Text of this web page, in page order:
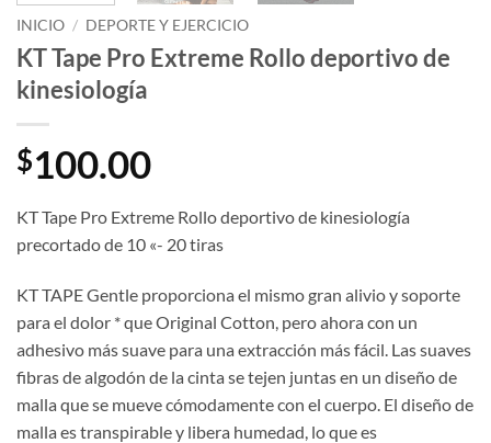
INICIO / DEPORTE Y EJERCICIO
KT Tape Pro Extreme Rollo deportivo de
kinesiología
$100.00
KT Tape Pro Extreme Rollo deportivo de kinesiología
precortado de 10 «- 20 tiras
KT TAPE Gentle proporciona el mismo gran alivio y soporte
para el dolor * que Original Cotton, pero ahora con un
adhesivo más suave para una extracción más fácil. Las suaves
fibras de algodón de la cinta se tejen juntas en un diseño de
malla que se mueve cómodamente con el cuerpo. El diseño de
malla es transpirable y libera humedad, lo que es